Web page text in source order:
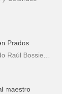
Prados
Raúl Bossie…
maestro